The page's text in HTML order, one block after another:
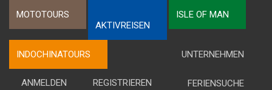
MOTOTOURS
AKTIVREISEN
ISLE OF MAN
INDOCHINATOURS UNTERNEHMEN
FERIENSUCHE
ANMELDEN REGISTRIEREN